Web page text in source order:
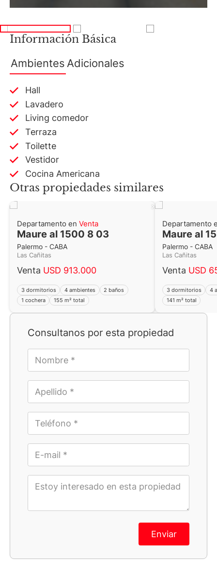
Consultanos por esta propiedad
Enviar
Información Básica
Ambientes Adicionales
Hall
Lavadero
Living comedor
Terraza
Toilette
Vestidor
Cocina Americana
Otras propiedades similares
Departamento en Venta
Maure al 1500 8 03
Palermo - CABA
Las Cañitas
Venta USD 913.000
3 dormitorios 4 ambientes
2 baños
1 cochera
155 m² total
Departamento
Maure al
Palermo - CABA
Las Cañitas
Venta USD
3 dormitorios
4
141 m² total